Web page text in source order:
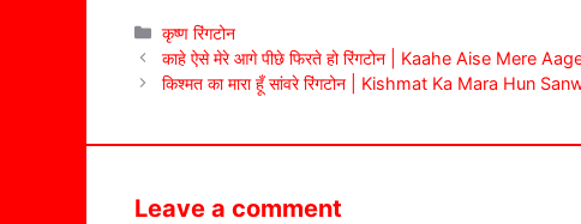
Categories
कृष्ण रिंगटोन
काहे ऐसे मेरे आगे पीछे फिरते हो रिंगटोन | Kaahe Aise Mere
किश्मत का मारा हूँ सांवरे रिंगटोन | Kishmat Ka Mara Hun
Leave a comment